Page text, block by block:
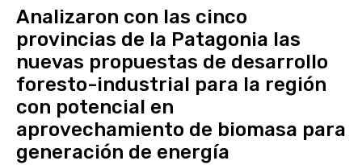
Analizaron con las cinco
provincias de la Patagonia las
nuevas propuestas de desarrollo
foresto-industrial para la región
con potencial en
aprovechamiento de biomasa para
generación de energía